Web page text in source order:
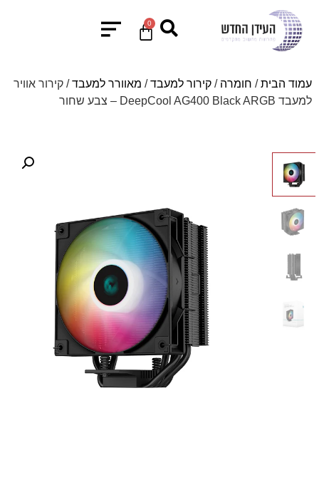
0
עמוד הבית/ חומרה / קירור למעבד/ מאוורר למעבד/ קירור אוויר
למעבד DeepCool AG400 Black ARGB – צבע שחור